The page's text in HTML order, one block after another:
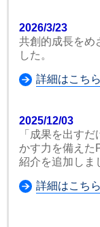
2026/3/23
共創的成長をめ
した。
詳細はこち
2025/12/03
「成果を出す
かす力を備えた
紹介を追加しま
詳細はこち